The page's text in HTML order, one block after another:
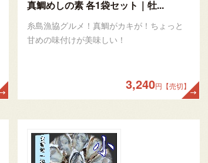
真鯛めしの素 各1袋セット｜牡...
糸島漁協グルメ！真鯛がカキが！ちょっと
甘めの味付けが美味しい！
3,240円【売切】